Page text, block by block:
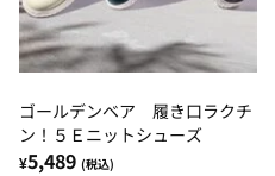
ゴールデンベア 履き口ラクチ
ン！５Ｅニットシューズ
¥5,489 (税込)